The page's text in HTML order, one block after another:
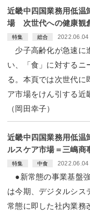
近畿中四国業務用低温
場 次世代への健康観
特集 総合 2022.06.04
少子高齢化が急速に
い、「食」に対するニ
る。本頁では次世代に
ア市場をけん引する近
（岡田幸子）
近畿中四国業務用低温
ルスケア市場＝三嶋商
特集 中食 2022.06.04
●新常態の事業基盤
は今期、デジタルシス
常態に即した社内業務